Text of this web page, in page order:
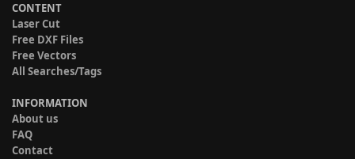
CONTENT
Laser Cut
Free DXF Files
Free Vectors
All Searches/Tags
INFORMATION
About us
FAQ
Contact